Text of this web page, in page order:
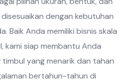
dengan kebutuhan
Baik Anda memiliki bisnis skala
kami siap membantu Anda
yang menarik dan tahan
bertahun-tahun di